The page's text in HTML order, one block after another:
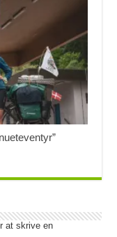
at skrive en